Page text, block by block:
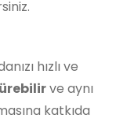
hızlı ve
ve aynı
katkıda